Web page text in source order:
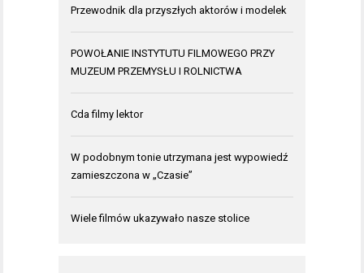
Przewodnik dla przyszłych aktorów i modelek
POWOŁANIE INSTYTUTU FILMOWEGO PRZY
MUZEUM PRZEMYSŁU I ROLNICTWA
Cda filmy lektor
W podobnym tonie utrzymana jest wypowiedź
zamieszczona w „Czasie”
Wiele filmów ukazywało nasze stolice